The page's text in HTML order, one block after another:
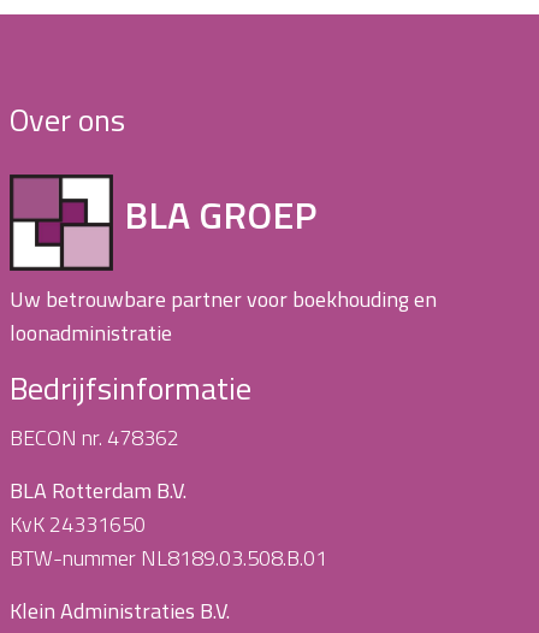
Over ons
BLA GROEP
Uw betrouwbare partner voor boekhouding en
loonadministratie
Bedrijfsinformatie
BECON nr. 478362
BLA Rotterdam B.V.
KvK 24331650
BTW-nummer NL8189.03.508.B.01
Klein Administraties B.V.